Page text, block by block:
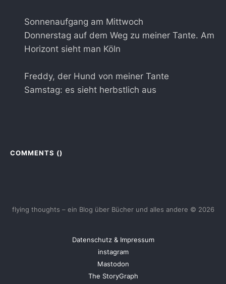
Sonnenaufgang am Mittwoch
Donnerstag auf dem Weg zu meiner Tante. Am
Horizont sieht man Köln
Freddy, der Hund von meiner Tante
Samstag: es sieht herbstlich aus
COMMENTS ()
flying thoughts – ein Blog über Bücher und alles andere © 2026
Datenschutz & Impressum
instagram
Mastodon
The StoryGraph